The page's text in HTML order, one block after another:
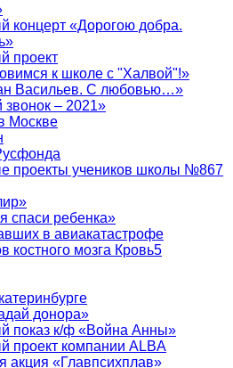
концерт «Дорогою добра.
проект
к школе с "Халвой"!»
Васильев. С любовью…»
– 2021»
Москве
проекты учеников школы №867
спаси ребенка»
в авиакатастрофе
костного мозга Кровь5
донора»
показ к/ф «Война Анны»
проект компании ALBA
акция «Главпсихплав»